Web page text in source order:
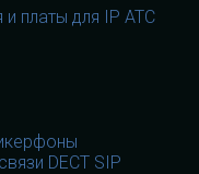
платы для IP АТС
DECT SIP